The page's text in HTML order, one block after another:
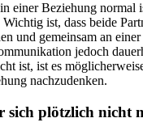
einer Beziehung normal
ist, dass beide
und gemeinsam an
jedoch
ist, ist es
nachzudenken.
sich plötzlich nicht